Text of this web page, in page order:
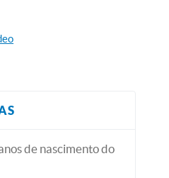
de nascimento do